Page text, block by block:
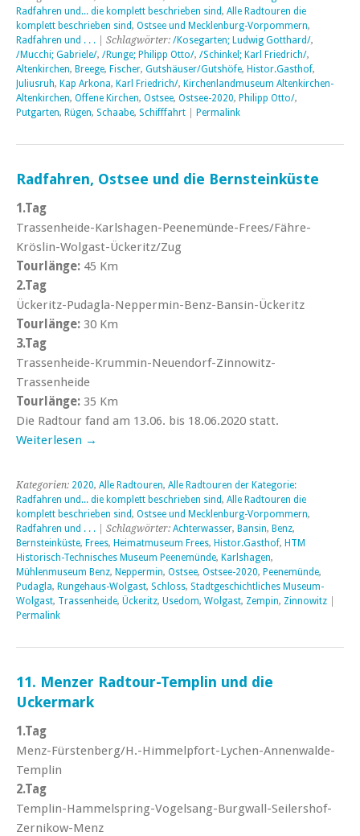
Radfahren und... die komplett beschrieben sind, Alle Radtouren die
komplett beschrieben sind, Ostsee und Mecklenburg-Vorpommern,
Radfahren und . . . | Schlagwörter: /Kosegarten; Ludwig Gotthard/,
/Mucchi; Gabriele/, /Runge; Philipp Otto/, /Schinkel; Karl Friedrich/,
Altenkirchen, Breege, Fischer, Gutshäuser/Gutshöfe, Histor.Gasthof,
Juliusruh, Kap Arkona, Karl Friedrich/, Kirchenlandmuseum Altenkirchen-
Altenkirchen, Offene Kirchen, Ostsee, Ostsee-2020, Philipp Otto/,
Putgarten, Rügen, Schaabe, Schifffahrt Permalink
Radfahren, Ostsee und die Bernsteinküste
1.Tag
Trassenheide-Karlshagen-Peenemünde-Frees/Fähre-
Kröslin-Wolgast-Ückeritz/Zug
Tourlänge: 45 Km
2.Tag
Ückeritz-Pudagla-Neppermin-Benz-Bansin-Ückeritz
Tourlänge: 30 Km
3.Tag
Trassenheide-Krummin-Neuendorf-Zinnowitz-
Trassenheide
Tourlänge: 35 Km
Die Radtour fand am 13.06. bis 18.06.2020 statt.
Weiterlesen →
Kategorien: 2020, Alle Radtouren, Alle Radtouren der Kategorie:
Radfahren und... die komplett beschrieben sind, Alle Radtouren die
komplett beschrieben sind, Ostsee und Mecklenburg-Vorpommern,
Radfahren und . . . | Schlagwörter: Achterwasser, Bansin, Benz,
Bernsteinküste, Frees, Heimatmuseum Frees, Histor.Gasthof, HTM
Historisch-Technisches Museum Peenemünde, Karlshagen,
Mühlenmuseum Benz, Neppermin, Ostsee, Ostsee-2020, Peenemünde,
Pudagla, Rungehaus-Wolgast, Schloss, Stadtgeschichtliches Museum-
Wolgast, Trassenheide, Ückeritz, Usedom, Wolgast, Zempin, Zinnowitz
Permalink
11. Menzer Radtour-Templin und die
Uckermark
1.Tag
Menz-Fürstenberg/H.-Himmelpfort-Lychen-Annenwalde-
Templin
2.Tag
Templin-Hammelspring-Vogelsang-Burgwall-Seilershof-
Zernikow-Menz